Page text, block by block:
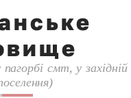
смт, у західній